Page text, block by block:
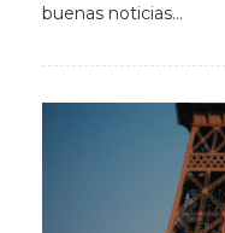
buenas noticias…